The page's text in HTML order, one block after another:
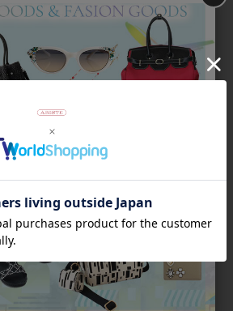
¥3,150 税込